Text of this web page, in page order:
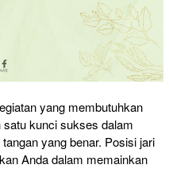
yang membutuhkan
kunci sukses dalam
yang benar. Posisi jari
Anda dalam memainkan